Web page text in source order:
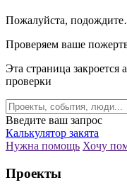
Пожалуйста,
Проверяем ваше
Эта страница закроется
проверки
Введите ваш запрос
Калькулятор закята
Нужна помощь Хочу
Проекты